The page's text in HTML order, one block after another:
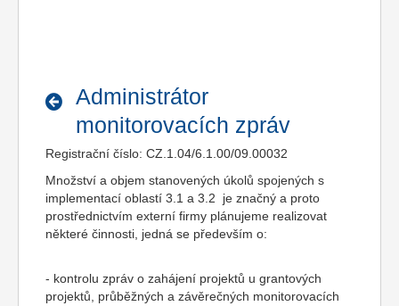
Administrátor
monitorovacích zpráv
Registrační číslo: CZ.1.04/6.1.00/09.00032
Množství a objem stanovených úkolů spojených s
implementací oblastí 3.1 a 3.2 je značný a proto
prostřednictvím externí firmy plánujeme realizovat
některé činnosti, jedná se především o:
- kontrolu zpráv o zahájení projektů u grantových
projektů, průběžných a závěrečných monitorovacích